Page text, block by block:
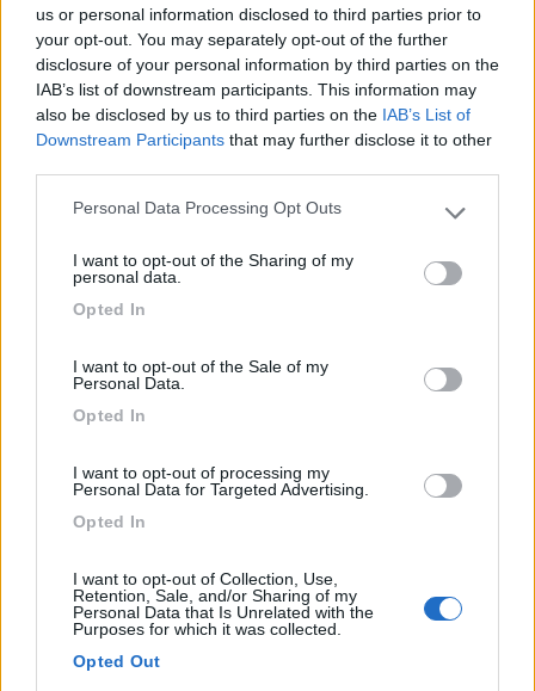
us or personal information disclosed to third parties prior to
your opt-out. You may separately opt-out of the further
disclosure of your personal information by third parties on the
IAB’s list of downstream participants. This information may
also be disclosed by us to third parties on the IAB’s List of
Downstream Participants that may further disclose it to other
Please note that this website/app uses one or more Google
not limited to your visit or usage behaviour. You may click to
grant or deny consent to Google and its third-party tags to
use your data for below specified purposes in below Google
Personal Data Processing Opt Outs
I want to opt-out of the Sharing of my
personal data.
Opted In
I want to opt-out of the Sale of my
Personal Data.
Opted In
I want to opt-out of processing my
Personal Data for Targeted Advertising.
Opted In
I want to opt-out of Collection, Use,
Retention, Sale, and/or Sharing of my
Personal Data that Is Unrelated with the
Purposes for which it was collected.
Opted Out
Lungo il tratto di costa in cui si inseriscono diverse sp...
Villasimius (CA) - 15.8km
Strada Statale 17- Loc. Porto sa Ruxi
Parcheggio Porto Giunco
Servizi / Posizione